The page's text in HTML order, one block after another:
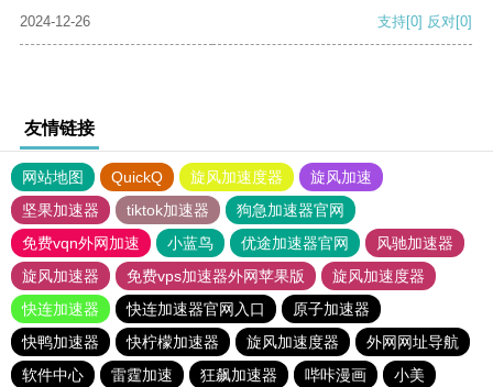
2024-12-26
支持[0] 反对[0]
友情链接
网站地图 QuickQ 旋风加速度器
旋风加速
坚果加速器
tiktok加速器
狗急加速器官网
免费vqn外网加速
小蓝鸟 优途加速器官网
风驰加速器
旋风加速器
免费vps加速器外网苹果版
旋风加速度器
快连加速器
快连加速器官网入口
原子加速器
快鸭加速器
快柠檬加速器 旋风加速度器
外网网址导航
软件中心
雷霆加速 狂飙加速器 哔咔漫画
小美